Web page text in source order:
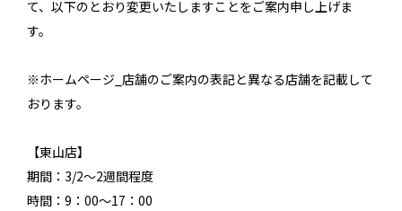
て、以下のとおり変更いたしますことをご案内申し上げま
す。
※ホームページ_店舗のご案内の表記と異なる店舗を記載して
おります。
【東山店】
期間：3/2～2週間程度
時間：9：00～17：00